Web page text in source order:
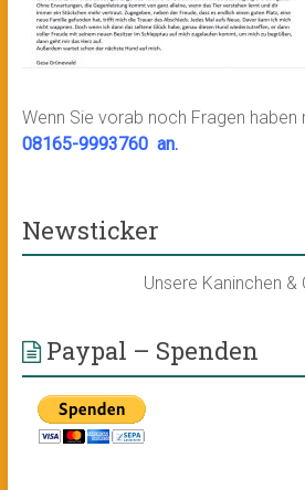
Wenn Sie vorab noch Fragen haben
08165-9993760 an.
Newsticker
Unsere Kaninchen &
Paypal – Spenden